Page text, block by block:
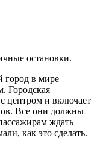
остановки.
в мире
Городская
центром и включает
Все они должны
ждать
как это сделать.